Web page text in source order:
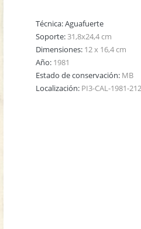
Técnica:Aguafuerte
Soporte:31,8x24,4 cm
Dimensiones: 12 x 16,4 cm
Año: 1981
Estado de conservación: MB
Localización: PI3-CAL-1981-212